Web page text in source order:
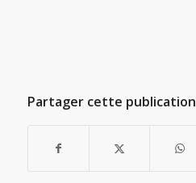
Partager cette publication